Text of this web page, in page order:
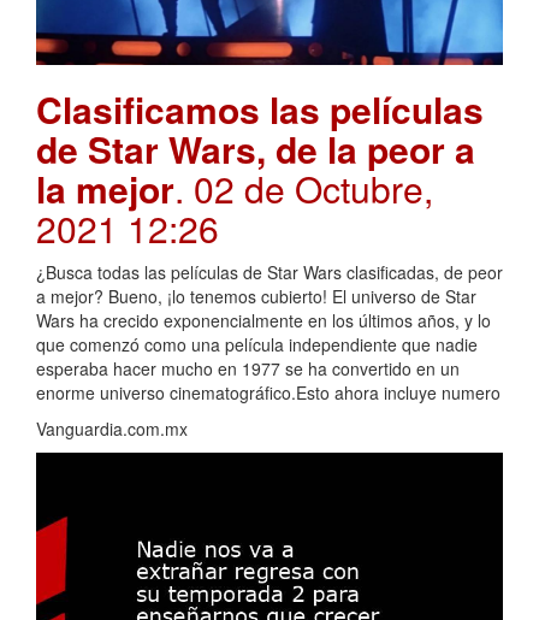
Clasificamos las películas
de Star Wars, de la peor a
la mejor. 02 de Octubre,
2021 12:26
¿Busca todas las películas de Star Wars clasificadas, de peor
a mejor? Bueno, ¡lo tenemos cubierto! El universo de Star
Wars ha crecido exponencialmente en los últimos años, y lo
que comenzó como una película independiente que nadie
esperaba hacer mucho en 1977 se ha convertido en un
enorme universo cinematográfico.Esto ahora incluye numero
Vanguardia.com.mx